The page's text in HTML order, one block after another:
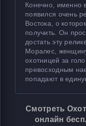
Конечно, именно
появился очень
Востока, о
получить. Он
достать эту
Моралес,
охотницей за
превосходным
попадают в
Смотреть
онлайн